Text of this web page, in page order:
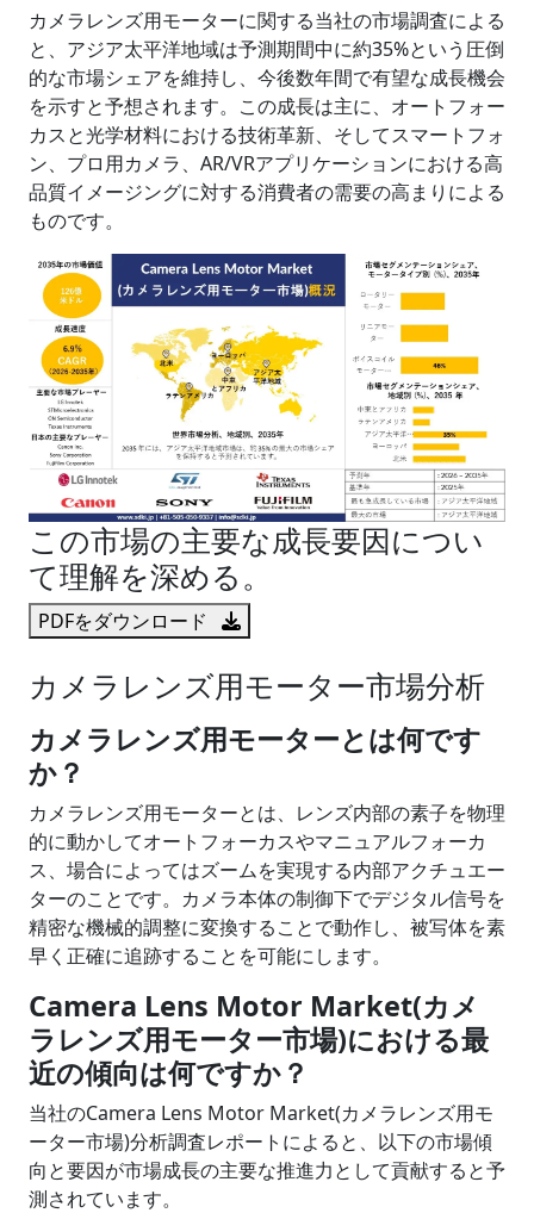
カメラレンズ用モーターに関する当社の市場調査による
と、アジア太平洋地域は予測期間中に約35%という圧倒
的な市場シェアを維持し、今後数年間で有望な成長機会
を示すと予想されます。この成長は主に、オートフォー
カスと光学材料における技術革新、そしてスマートフォ
ン、プロ用カメラ、AR/VRアプリケーションにおける高
品質イメージングに対する消費者の需要の高まりによる
ものです。
この市場の主要な成長要因につい
て理解を深める。
PDFをダウンロード
カメラレンズ用モーター市場分析
カメラレンズ用モーターとは何です
か？
カメラレンズ用モーターとは、レンズ内部の素子を物理
的に動かしてオートフォーカスやマニュアルフォーカ
ス、場合によってはズームを実現する内部アクチュエー
ターのことです。カメラ本体の制御下でデジタル信号を
精密な機械的調整に変換することで動作し、被写体を素
早く正確に追跡することを可能にします。
Camera Lens Motor Market(カメ
ラレンズ用モーター市場)における最
近の傾向は何ですか？
当社のCamera Lens Motor Market(カメラレンズ用モ
ーター市場)分析調査レポートによると、以下の市場傾
向と要因が市場成長の主要な推進力として貢献すると予
測されています。